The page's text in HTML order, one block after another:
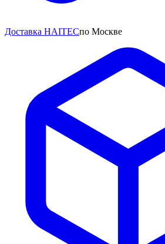
Доставка HAITECпо Москве